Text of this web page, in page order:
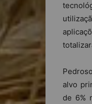
alvo
de 6%